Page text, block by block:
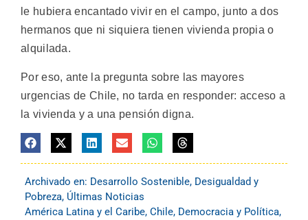
le hubiera encantado vivir en el campo, junto a dos
hermanos que ni siquiera tienen vivienda propia o
alquilada.
Por eso, ante la pregunta sobre las mayores
urgencias de Chile, no tarda en responder: acceso a
la vivienda y a una pensión digna.
Archivado en: Desarrollo Sostenible, Desigualdad y
Pobreza, Últimas Noticias
América Latina y el Caribe, Chile, Democracia y Política,